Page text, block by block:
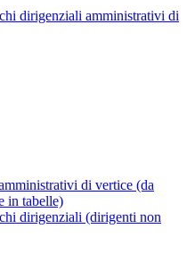
dirigenziali amministrativi di
di vertice (da
in tabelle)
dirigenziali (dirigenti non